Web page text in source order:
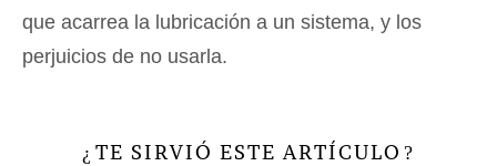
que acarrea la lubricación a un sistema, y los
perjuicios de no usarla.
¿ TE SIRVIÓ ESTE ARTÍCULO ?